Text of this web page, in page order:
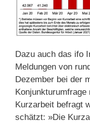
Dazu auch das ifo
Meldungen von
Dezember bei der
Kurzarbeit befragt
schätzt: »Die